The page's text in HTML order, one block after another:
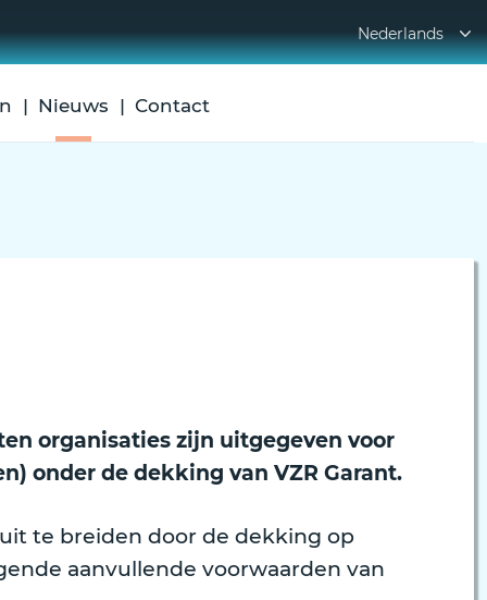
Nederlands
Nieuws Contact
organisaties zijn uitgegeven voor
onder de dekking van VZR Garant.
te breiden door de dekking op
aanvullende voorwaarden van